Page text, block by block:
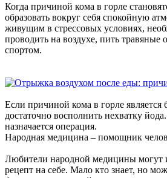
Когда причиной кома в горле
образовать вокруг себя спокойную
живущим в стрессовых условиях,
проводить на воздухе, пить травяные
спортом.
Если причиной кома в горле является
достаточно восполнить нехватку
назначается операция.
Народная медицина – помощник
Любители народной медицины могут
рецепт на себе. Мало кто знает, но